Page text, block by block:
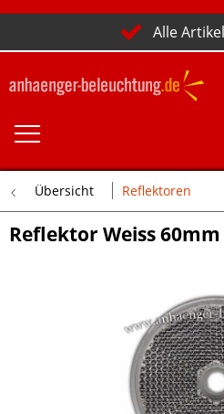
Alle
Übersicht Reflektoren
Reflektor Weiss 60mm